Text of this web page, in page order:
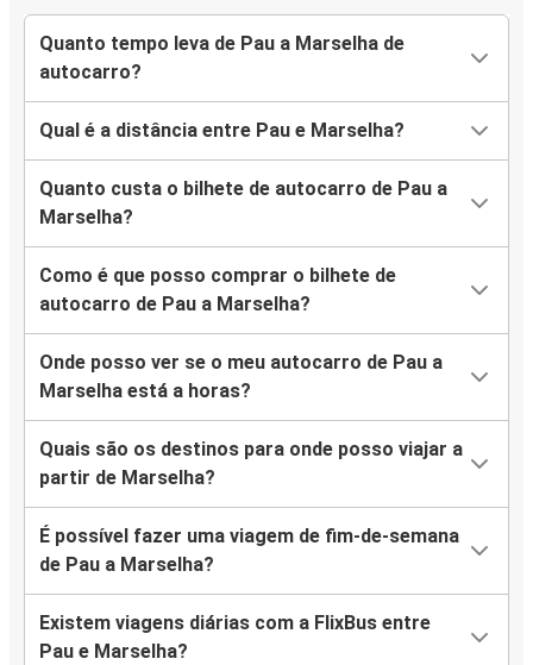
Quanto tempo leva de Pau a Marselha de
autocarro?
Qual é a distância entre Pau e Marselha?
Quanto custa o bilhete de autocarro de Pau a
Marselha?
Como é que posso comprar o bilhete de
autocarro de Pau a Marselha?
Onde posso ver se o meu autocarro de Pau a
Marselha está a horas?
Quais são os destinos para onde posso viajar a
partir de Marselha?
É possível fazer uma viagem de fim-de-semana
de Pau a Marselha?
Existem viagens diárias com a FlixBus entre
Pau e Marselha?